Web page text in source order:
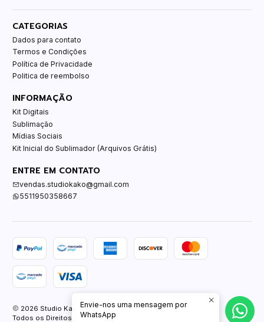
CATEGORIAS
Dados para contato
Termos e Condições
Política de Privacidade
Politica de reembolso
INFORMAÇÃO
Kit Digitais
Sublimação
Mídias Sociais
Kit Inicial do Sublimador (Arquivos Grátis)
ENTRE EM CONTATO
vendas.studiokako@gmail.com
5511950358667
2026 Studio Kako.
Todos os Direitos Reservados.
Envie-nos uma mensagem por
WhatsApp